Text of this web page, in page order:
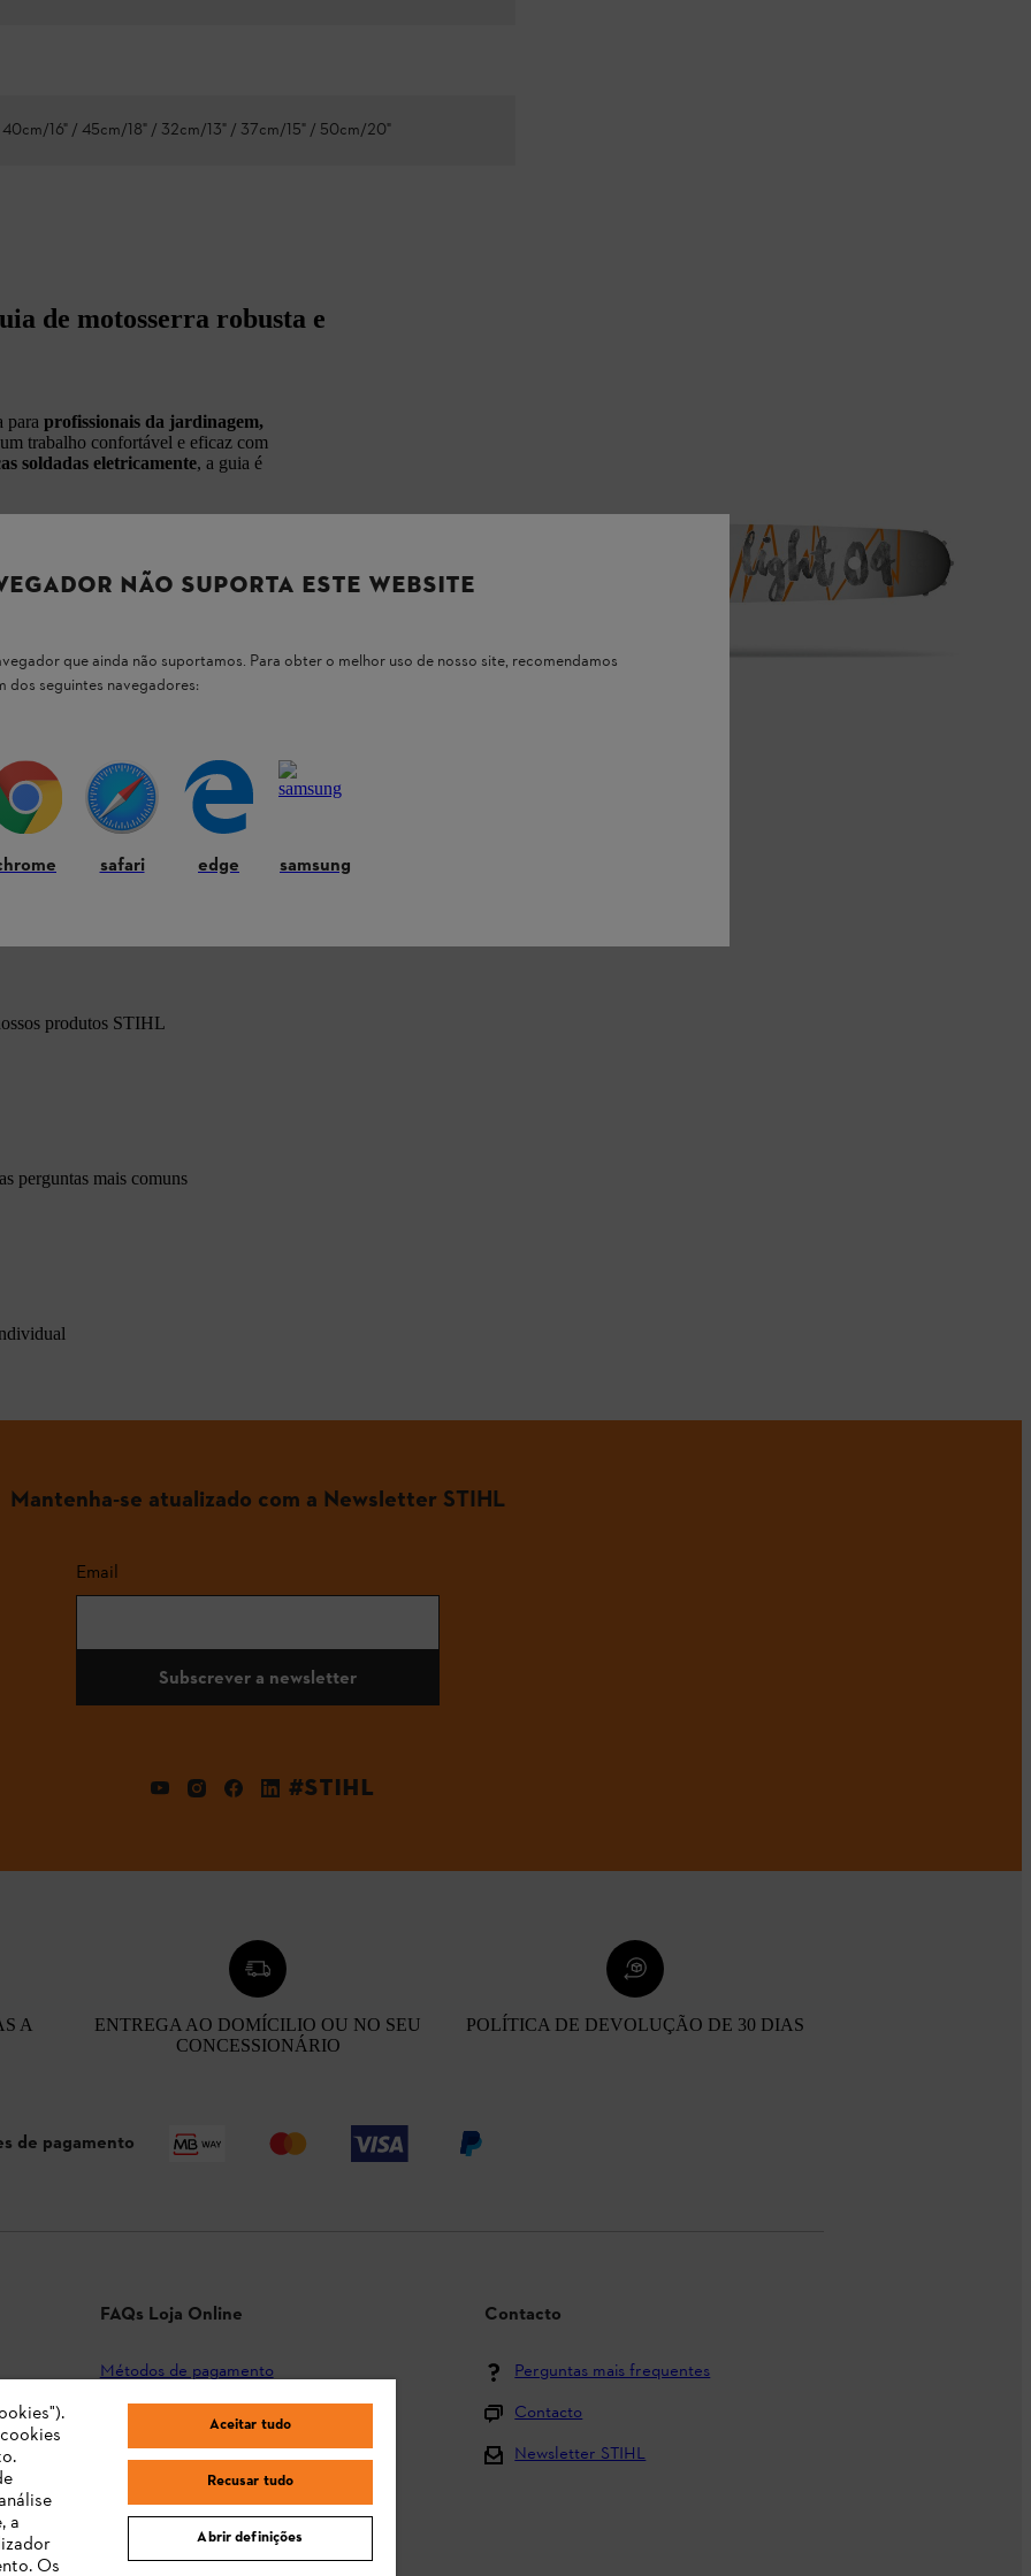
16" / 45cm/18" / 32cm/13" / 37cm/15" / 50cm/20"
de motosserra robusta e
para profissionais da jardinagem,
trabalho confortável e eficaz com
soldadas eletricamente, a guia é
exigentes, como o corte de madeira de
ainda de
vida útil mais longa e isenta de
produtos STIHL
perguntas mais comuns
Mantenha-se atualizado com a Newsletter STIHL
Email
Subscrever a newsletter
#STIHL
A
ENTREGA AO DOMÍCILIO OU NO SEU
CONCESSIONÁRIO
POLÍTICA DE DEVOLUÇÃO DE 30 DIAS
de pagamento
FAQs Loja Online
Métodos de pagamento
Envio e entrega
Devolução
STIHL Orange Deals
Contacto
Perguntas mais frequentes
Contacto
Newsletter STIHL
NÃO SUPORTA ESTE WEBSITE
que ainda não suportamos. Para obter o melhor uso de nosso site, recomendamos
dos seguintes navegadores:
safari edge samsung
a
Os
Aceitar tudo
Recusar tudo
Abrir definições